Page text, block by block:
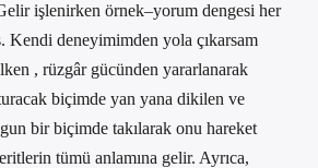
işlenirken örnek–yorum dengesi her
Kendi deneyimimden yola çıkarsam
, rüzgâr gücünden yararlanarak
biçimde yan yana dikilen ve
bir biçimde takılarak onu hareket
tümü anlamına gelir. Ayrıca,